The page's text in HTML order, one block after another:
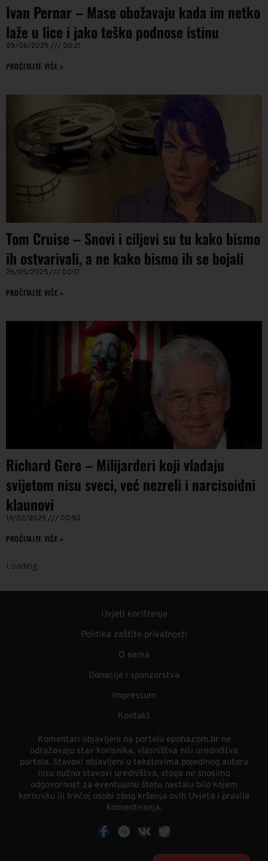
Ivan Pernar – Mase obožavaju kada im netko
laže u lice i jako teško podnose istinu
09/06/2025 00:21
PROČITAJTE VIŠE »
Tom Cruise – Snovi i ciljevi su tu kako bismo
ih ostvarivali, a ne kako bismo ih se bojali
26/05/2025 00:17
PROČITAJTE VIŠE »
Richard Gere – Milijarderi koji vladaju
svijetom nisu sveci, već nezreli i narcisoidni
klaunovi
14/02/2025 00:50
PROČITAJTE VIŠE »
Loading
Uvjeti korištenja
Politika zaštite privatnosti
O nama
Donacije i sponzorstva
Impressum
Kontakt
Komentari objavljeni na portalu epoha.com.hr ne
odražavaju stav korisnika, vlasništva niti uredništva
portala. Stavovi objavljeni u tekstovima pojedinog autora
nisu nužno stavovi uredništva, stoga ne snosimo
odgovornost za eventualnu štetu nastalu bilo kojem
korisniku ili trećoj osobi zbog kršenja ovih Uvjeta i pravila
komentiranja.